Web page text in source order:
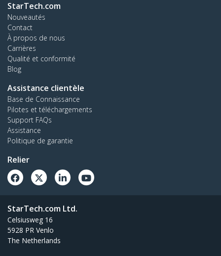
StarTech.com
Nouveautés
Contact
À propos de nous
Carrières
Qualité et conformité
Blog
Assistance clientèle
Base de Connaissance
Pilotes et téléchargements
Support FAQs
Assistance
Politique de garantie
Relier
StarTech.com Ltd.
Celsiusweg 16
5928 PR Venlo
The Netherlands